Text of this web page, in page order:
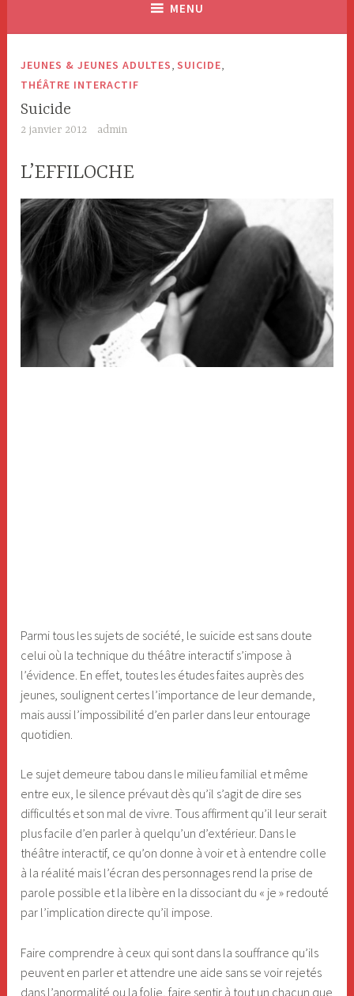
MENU
JEUNES & JEUNES ADULTES,SUICIDE,
THÉÂTRE INTERACTIF
Suicide
2 janvier 2012 admin
L’EFFILOCHE
Parmi tous les sujets de société, le suicide est sans doute
celui où la technique du théâtre interactif s’impose à
l’évidence. En effet, toutes les études faites auprès des
jeunes, soulignent certes l’importance de leur demande,
mais aussi l’impossibilité d’en parler dans leur entourage
quotidien.
Le sujet demeure tabou dans le milieu familial et même
entre eux, le silence prévaut dès qu’il s’agit de dire ses
difficultés et son mal de vivre. Tous affirment qu’il leur serait
plus facile d’en parler à quelqu’un d’extérieur. Dans le
théâtre interactif, ce qu’on donne à voir et à entendre colle
à la réalité mais l’écran des personnages rend la prise de
parole possible et la libère en la dissociant du « je » redouté
par l’implication directe qu’il impose.
Faire comprendre à ceux qui sont dans la souffrance qu’ils
peuvent en parler et attendre une aide sans se voir rejetés
dans l’anormalité ou la folie, faire sentir à tout un chacun que